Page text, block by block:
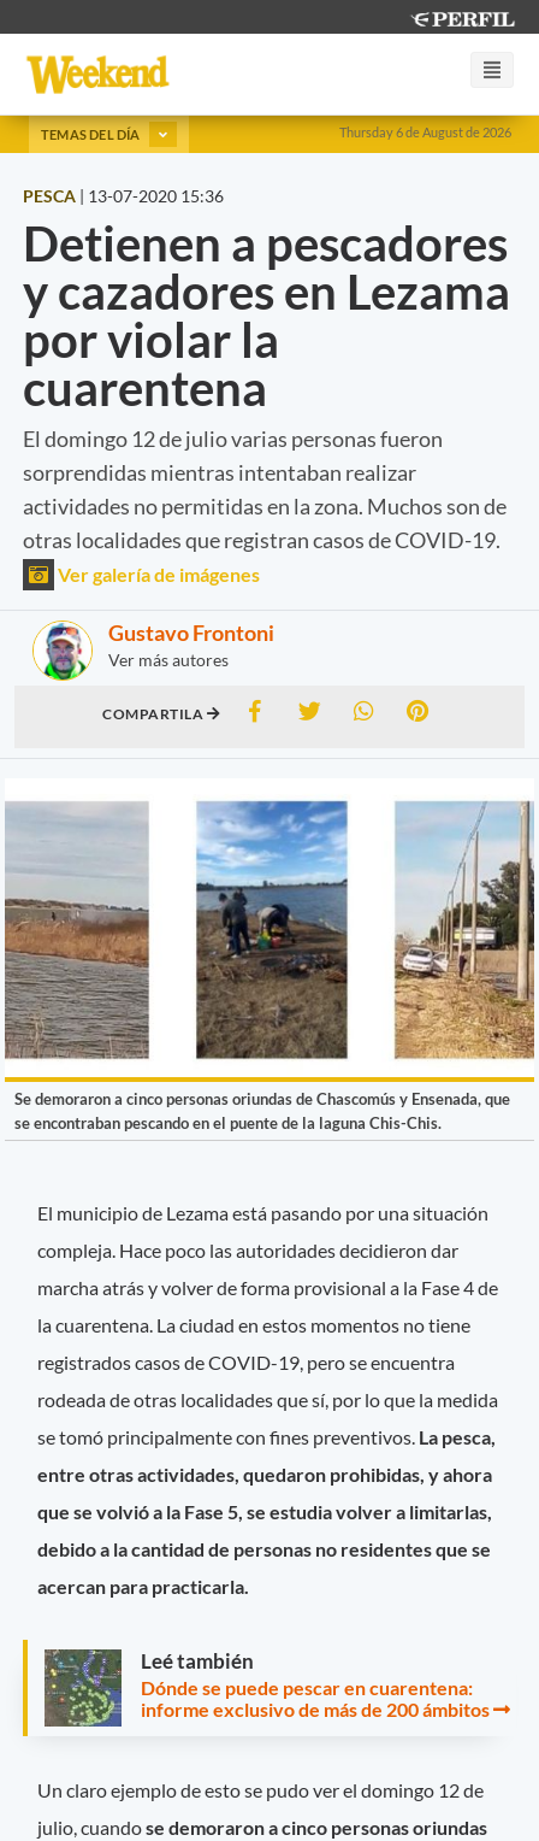
Thursday 6 de August de 2026
TEMAS DEL DÍA
PESCA | 13-07-2020 15:36
Detienen a pescadores
y cazadores en Lezama
por violar la
cuarentena
El domingo 12 de julio varias personas fueron
sorprendidas mientras intentaban realizar
actividades no permitidas en la zona. Muchos son de
otras localidades que registran casos de COVID-19.
Ver galería de imágenes
Gustavo Frontoni
Ver más autores
COMPARTILA
Se demoraron a cinco personas oriundas de Chascomús y Ensenada, que
se encontraban pescando en el puente de la laguna Chis-Chis.
El municipio de Lezama está pasando por una situación
compleja. Hace poco las autoridades decidieron dar
marcha atrás y volver de forma provisional a la Fase 4 de
la cuarentena. La ciudad en estos momentos no tiene
registrados casos de COVID-19, pero se encuentra
rodeada de otras localidades que sí, por lo que la medida
se tomó principalmente con fines preventivos. La pesca,
entre otras actividades, quedaron prohibidas, y ahora
que se volvió a la Fase 5, se estudia volver a limitarlas,
debido a la cantidad de personas no residentes que se
acercan para practicarla.
Leé también
Dónde se puede pescar en cuarentena:
informe exclusivo de más de 200 ámbitos
Un claro ejemplo de esto se pudo ver el domingo 12 de
julio, cuandose demoraron a cinco personas oriundas